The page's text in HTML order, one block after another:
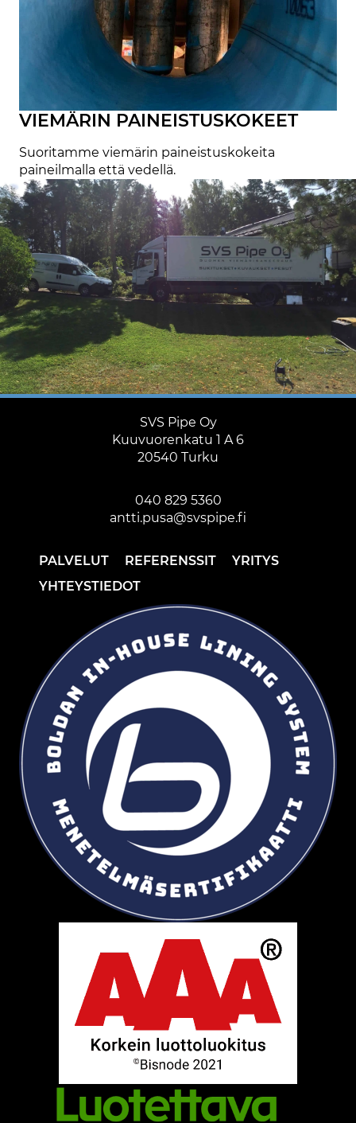
VIEMÄRIN PAINEISTUSKOKEET
Suoritamme viemärin paineistuskokeita
paineilmalla että vedellä.
SVS Pipe Oy
Kuuvuorenkatu 1 A 6
20540 Turku
040 829 5360
antti.pusa@svspipe.fi
PALVELUT REFERENSSIT
YRITYS
YHTEYSTIEDOT